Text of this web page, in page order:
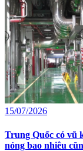
15/07/2026
Trung Quốc có vũ
nóng bao nhiêu